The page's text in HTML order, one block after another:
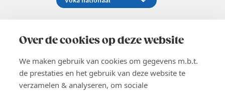
Over de cookies op deze website
We maken gebruik van cookies om gegevens m.b.t.
de prestaties en het gebruik van deze website te
verzamelen & analyseren, om sociale
02 229 81 11